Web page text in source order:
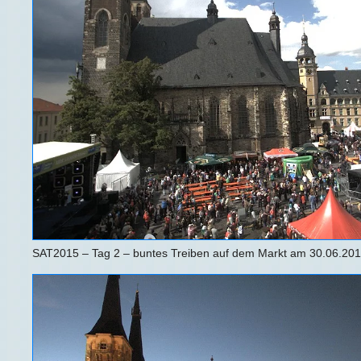
SAT2015 – Tag 2 – buntes Treiben auf dem Markt am